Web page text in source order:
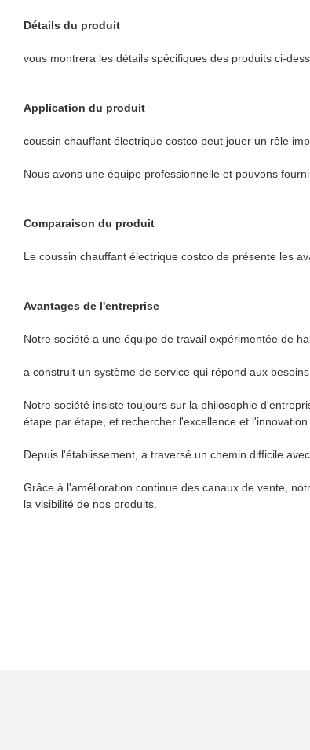
Détails du produit
vous montrera les détails spécifiques des produits ci-
Application du produit
coussin chauffant électrique costco peut jouer un rôle
Nous avons une équipe professionnelle et pouvons
Comparaison du produit
Le coussin chauffant électrique costco de présente les
Avantages de l'entreprise
Notre société a une équipe de travail expérimentée de
a construit un système de service qui répond aux
Notre société insiste toujours sur la philosophie
étape par étape, et rechercher l'excellence et
Depuis l'établissement, a traversé un chemin difficile
Grâce à l'amélioration continue des canaux de vente,
la visibilité de nos produits.